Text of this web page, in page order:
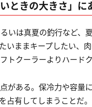
ときの大きさ」に
いは真夏の釣行など、
いままキープしたい、
クーラーよりハードク
がある。保冷力や容量
占有してしまうことだ